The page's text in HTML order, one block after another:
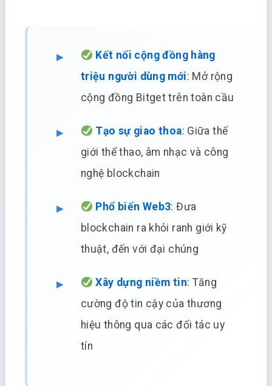
Kết nối cộng đồng hàng
triệu người dùng mới: Mở rộng
cộng đồng Bitget trên toàn cầu
Tạo sự giao thoa: Giữa thế
giới thể thao, âm nhạc và công
nghệ blockchain
Phổ biến Web3: Đưa
blockchain ra khỏi ranh giới kỹ
thuật, đến với đại chúng
Xây dựng niềm tin: Tăng
cường độ tin cậy của thương
hiệu thông qua các đối tác uy
tín